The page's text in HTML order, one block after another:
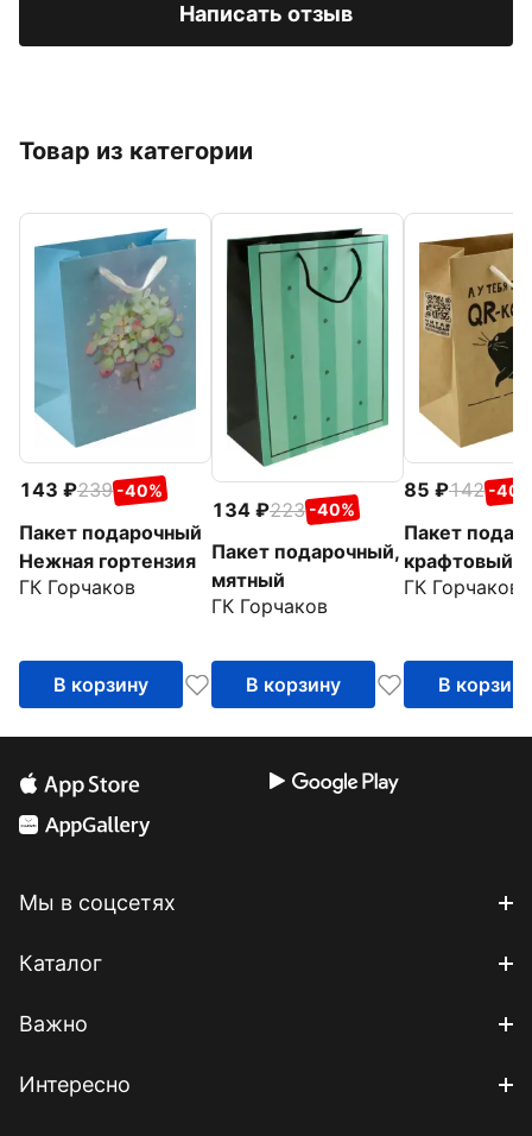
Написать отзыв
Товар из категории
143 239 -40%
Пакет подарочный
Нежная гортензия
ГК Горчаков
В корзину
134 223 -40%
Пакет подарочный,
мятный
ГК Горчаков
В корзину
85 142 -
Пакет
крафтовый
ГК Горчаков
В корзину
Мы в соцсетях
Каталог
Важно
Интересно